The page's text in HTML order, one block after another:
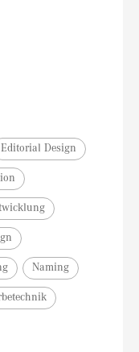
Editorial Design
Naming